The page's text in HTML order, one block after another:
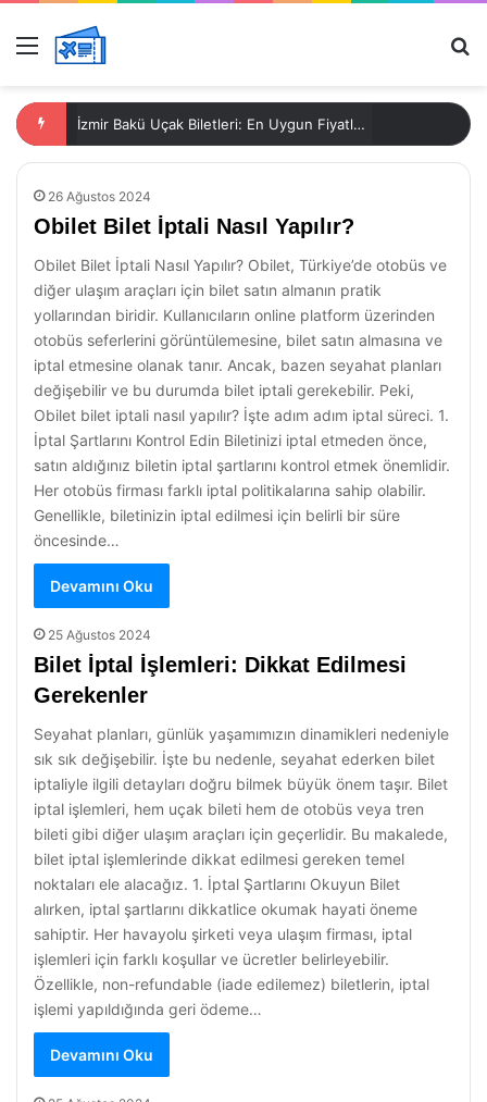
Menü
İzmir Bakü Uçak Biletleri: En Uygun Fiyatlar Burada!
26 Ağustos 2024
Obilet Bilet İptali Nasıl Yapılır?
Obilet Bilet İptali Nasıl Yapılır? Obilet, Türkiye’de otobüs ve
diğer ulaşım araçları için bilet satın almanın pratik
yollarından biridir. Kullanıcıların online platform üzerinden
otobüs seferlerini görüntülemesine, bilet satın almasına ve
iptal etmesine olanak tanır. Ancak, bazen seyahat planları
değişebilir ve bu durumda bilet iptali gerekebilir. Peki,
Obilet bilet iptali nasıl yapılır? İşte adım adım iptal süreci. 1.
İptal Şartlarını Kontrol Edin Biletinizi iptal etmeden önce,
satın aldığınız biletin iptal şartlarını kontrol etmek önemlidir.
Her otobüs firması farklı iptal politikalarına sahip olabilir.
Genellikle, biletinizin iptal edilmesi için belirli bir süre
öncesinde…
Devamını Oku
25 Ağustos 2024
Bilet İptal İşlemleri: Dikkat Edilmesi
Gerekenler
Seyahat planları, günlük yaşamımızın dinamikleri nedeniyle
sık sık değişebilir. İşte bu nedenle, seyahat ederken bilet
iptaliyle ilgili detayları doğru bilmek büyük önem taşır. Bilet
iptal işlemleri, hem uçak bileti hem de otobüs veya tren
bileti gibi diğer ulaşım araçları için geçerlidir. Bu makalede,
bilet iptal işlemlerinde dikkat edilmesi gereken temel
noktaları ele alacağız. 1. İptal Şartlarını Okuyun Bilet
alırken, iptal şartlarını dikkatlice okumak hayati öneme
sahiptir. Her havayolu şirketi veya ulaşım firması, iptal
işlemleri için farklı koşullar ve ücretler belirleyebilir.
Özellikle, non-refundable (iade edilemez) biletlerin, iptal
işlemi yapıldığında geri ödeme…
Devamını Oku